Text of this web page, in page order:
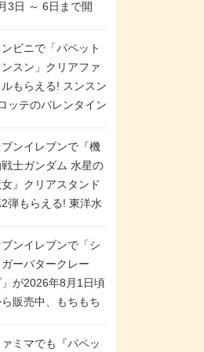
3日 ～ 6日まで開
どが「揚げ物スーパ
セール」でお得に! 各
16:00 ～ 20:00の4時
限定で実施。ななチ
リカンドッグが税抜
円!
ンビニで「パペット
ンスン」クリアファ
ルもらえる! スンスン
ッテのバレンタイン
タート。セブン、フ
マ、ローソンの3社
異なるデザイン＆対
品
ブンイレブンで『機
士ガンダム 水星の
女』クリアスタンド
弾もらえる! 東洋水
ーンが2026年5月26
スタート。浴衣＆た
き・キツネ姿のスレ
/ ミオリネ / グエ
・5号) / シャディク
ブンイレブンで「シ
ガーバタークレー
」が2026年8月1日頃
販売中、もちもち
ュガー＆バターをレ
ァミマでも『パペッ